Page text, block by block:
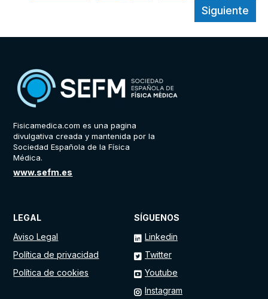
Siguiente
Fisicamedica.com es una pagina
divulgativa creada y mantenida por la
Sociedad Española de la Física
Médica.
www.sefm.es
SÍGUENOS
Linkedin
Twitter
Youtube
Instagram
LEGAL
Aviso Legal
Política de privacidad
Política de cookies